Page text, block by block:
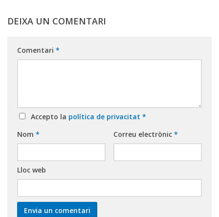
DEIXA UN COMENTARI
Comentari *
Accepto la política de privacitat *
Nom * Correu electrònic *
Lloc web